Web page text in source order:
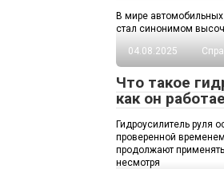
В мире автомобильных
стал синонимом
04.08.2025
Что такое
как он
Гидроусилитель руля
проверенной
продолжают
несмотря